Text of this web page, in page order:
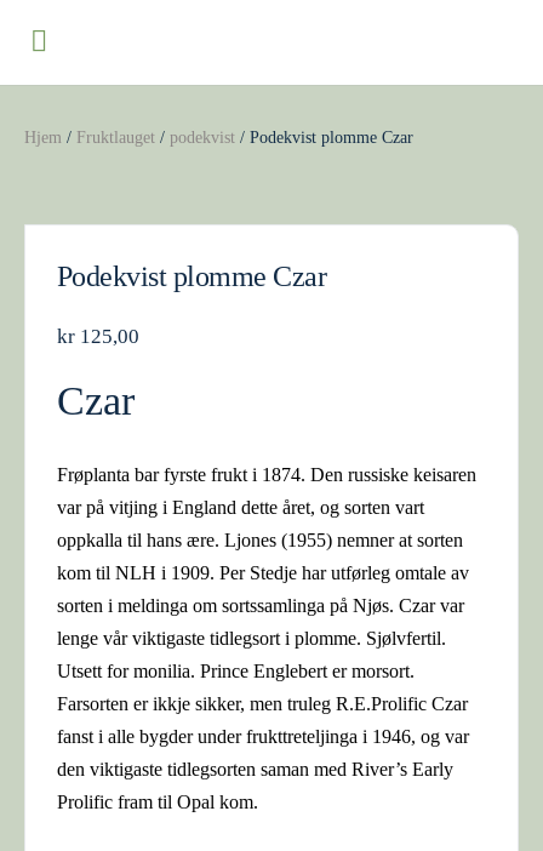
Hjem / Fruktlauget / podekvist / Podekvist plomme Czar
Podekvist plomme Czar
kr125,00
Czar
Frøplanta bar fyrste frukt i 1874. Den russiske keisaren
var på vitjing i England dette året, og sorten vart
oppkalla til hans ære. Ljones (1955) nemner at sorten
kom til NLH i 1909. Per Stedje har utførleg omtale av
sorten i meldinga om sortssamlinga på Njøs. Czar var
lenge vår viktigaste tidlegsort i plomme. Sjølvfertil.
Utsett for monilia. Prince Englebert er morsort.
Farsorten er ikkje sikker, men truleg R.E.Prolific Czar
fanst i alle bygder under frukttreteljinga i 1946, og var
den viktigaste tidlegsorten saman med River’s Early
Prolific fram til Opal kom.